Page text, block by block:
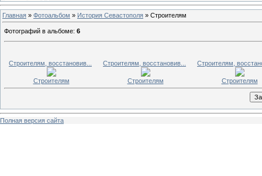
Главная » Фотоальбом » История Севастополя » Строителям
Фотографий в альбоме: 6
Строителям, восстановив...
Строителям
Строителям, восстановив...
Строителям
Строителям,
Строителям
Полная версия сайта